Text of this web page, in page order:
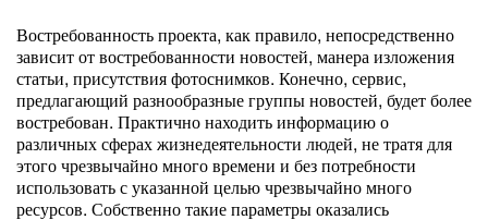
Востребованность проекта, как правило, непосредственно
зависит от востребованности новостей, манера изложения
статьи, присутствия фотоснимков. Конечно, сервис,
предлагающий разнообразные группы новостей, будет более
востребован. Практично находить информацию о
различных сферах жизнедеятельности людей, не тратя для
этого чрезвычайно много времени и без потребности
использовать с указанной целью чрезвычайно много
ресурсов. Собственно такие параметры оказались